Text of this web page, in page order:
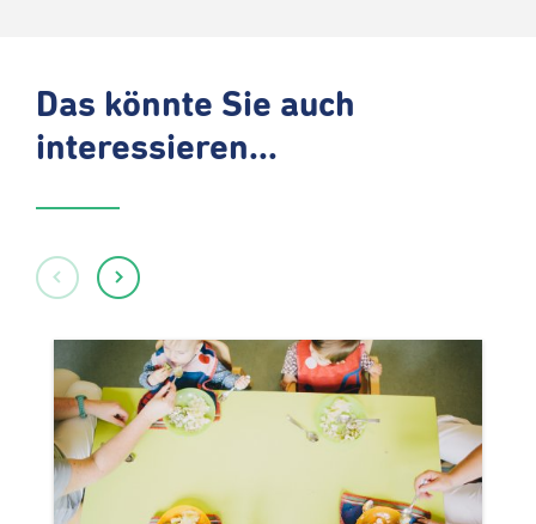
Das könnte Sie auch
interessieren...